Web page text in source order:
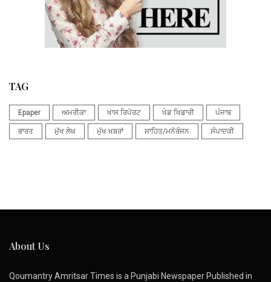
TAG
Epaper ਅਮਰੀਕਾ ਖਾਸ ਰਿਪੋਰਟ ਖੇਡ ਖਿਡਾਰੀ ਪੰਜਾਬ
ਭਾਰਤ ਮੁੱਖ ਲੇਖ ਮੁੱਖ ਖ਼ਬਰਾਂ ਸਾਹਿਤ/ਮਨੋਰੰਜਨ ਸੰਪਾਦਕੀ
About Us
Qoumantry Amritsar Times is a Punjabi Newspaper Published in